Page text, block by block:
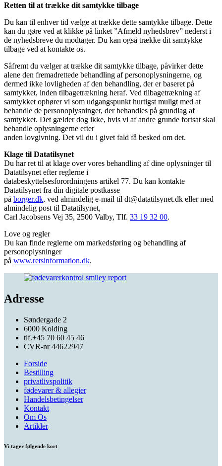
Retten til at trække dit samtykke tilbage
Du kan til enhver tid vælge at trække dette samtykke tilbage. Dette
kan du gøre ved at klikke på linket ”Afmeld nyhedsbrev” nederst i
de nyhedsbreve du modtager. Du kan også trække dit samtykke
tilbage ved at kontakte os.
Såfremt du vælger at trække dit samtykke tilbage, påvirker dette
alene den fremadrettede behandling af personoplysningerne, og
dermed ikke lovligheden af den behandling, der er baseret på
samtykket, inden tilbagetrækning heraf. Ved tilbagetrækning af
samtykket ophører vi som udgangspunkt hurtigst muligt med at
behandle de personoplysninger, der behandles på grundlag af
samtykket. Det gælder dog ikke, hvis vi af andre grunde fortsat skal
behandle oplysningerne efter
anden lovgivning. Det vil du i givet fald få besked om det.
Klage til Datatilsynet
Du har ret til at klage over vores behandling af dine oplysninger til
Datatilsynet efter reglerne i
databeskyttelsesforordningens artikel 77. Du kan kontakte
Datatilsynet fra din digitale postkasse
på borger.dk, ved almindelig e-mail til dt@datatilsynet.dk eller med
almindelig post til Datatilsynet,
Carl Jacobsens Vej 35, 2500 Valby, Tlf. 33 19 32 00.
Love og regler
Du kan finde reglerne om markedsføring og behandling af
personoplysninger
på www.retsinformation.dk.
Adresse
Søndergade 2
6000 Kolding
tlf.+45 70 60 45 46
CVR-nr 44622947
Forside
Bestilling
privatlivspolitik
fødevarer & allegier
Handelsbetingelser
Kontakt
Om Os
Artikler
Vi tager følgende kort